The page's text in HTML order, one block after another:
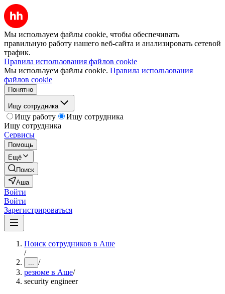
Мы используем файлы cookie, чтобы обеспечивать
правильную работу нашего веб-сайта и анализировать сетевой
трафик.
Правила использования файлов cookie
Мы используем файлы cookie. Правила использования
файлов cookie
Понятно
Ищу сотрудника
Ищу работу
Ищу сотрудника
Ищу сотрудника
Сервисы
Помощь
Ещё
Поиск
Аша
Войти
Войти
Зарегистрироваться
Поиск сотрудников в Аше
/
... /
резюме в Аше/
security engineer